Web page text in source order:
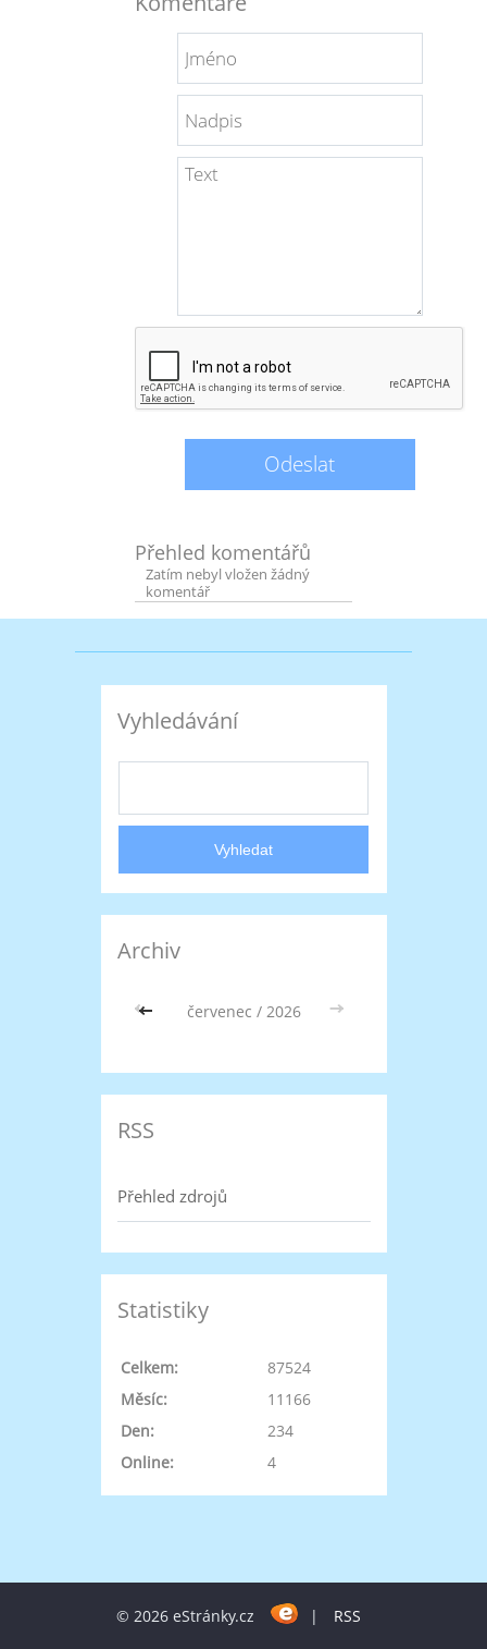
Přehled komentářů
Zatím nebyl vložen žádný
komentář
Vyhledávání
Archiv
<< červenec / 2026 >>
RSS
Přehled zdrojů
Statistiky
Online: 4
Celkem:
87524
Měsíc:
11166
Den:
234
© 2026 eStránky.cz | RSS